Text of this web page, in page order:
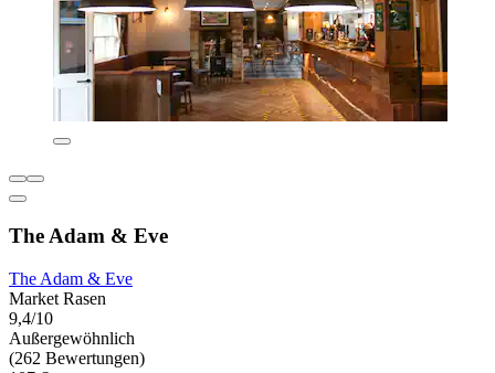
The Adam & Eve
The Adam & Eve
Market Rasen
9,4/10
Außergewöhnlich
(262 Bewertungen)